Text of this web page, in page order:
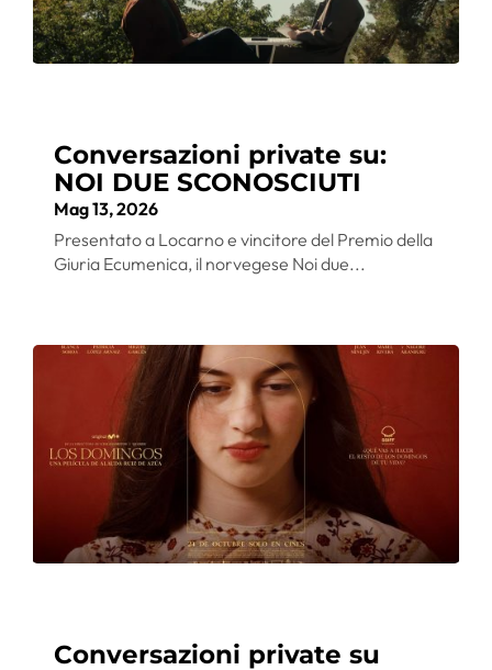
Conversazioni private su:
NOI DUE SCONOSCIUTI
Mag 13, 2026
Presentato a Locarno e vincitore del Premio della
Giuria Ecumenica, il norvegese Noi due...
Conversazioni private su